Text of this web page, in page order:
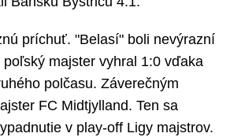
príchuť. "Belasí" boli nevýrazní
majster vyhral 1:0 vďaka
polčasu. Záverečným
FC Midtjylland. Ten sa
v play-off Ligy majstrov.